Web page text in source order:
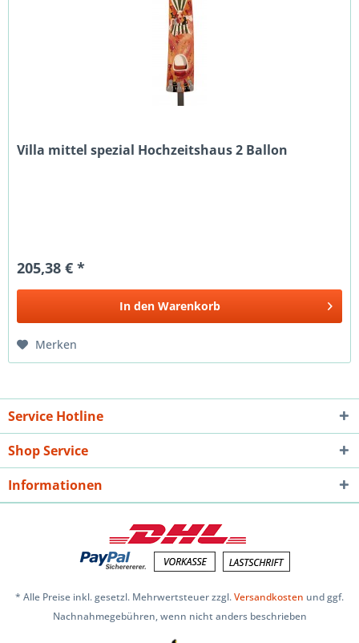
Villa mittel spezial Hochzeitshaus 2 Ballon
205,38 € *
In den Warenkorb
Merken
Service Hotline
Shop Service
Informationen
* Alle Preise inkl. gesetzl. Mehrwertsteuer zzgl.Versandkosten und ggf.
Nachnahmegebühren, wenn nicht anders beschrieben